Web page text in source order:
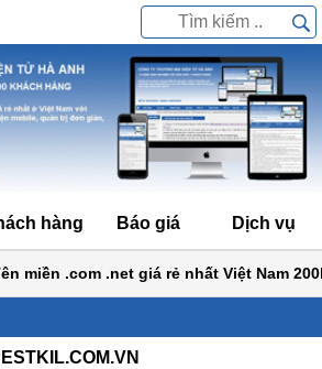
hàng Báo giá Dịch vụ
miền .com .net giá rẻ nhất Việt Nam 200k/